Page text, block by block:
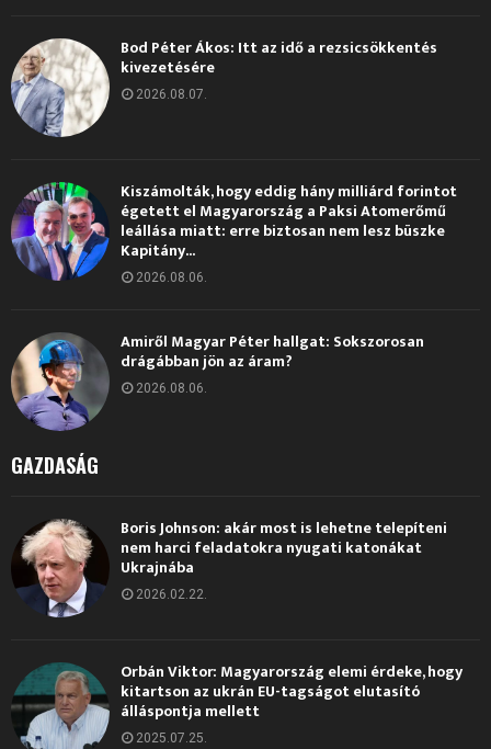
Bod Péter Ákos: Itt az idő a rezsicsökkentés
kivezetésére
2026.08.07.
Kiszámolták, hogy eddig hány milliárd forintot
égetett el Magyarország a Paksi Atomerőmű
leállása miatt: erre biztosan nem lesz büszke
Kapitány...
2026.08.06.
Amiről Magyar Péter hallgat: Sokszorosan
drágábban jön az áram?
2026.08.06.
GAZDASÁG
Boris Johnson: akár most is lehetne telepíteni
nem harci feladatokra nyugati katonákat
Ukrajnába
2026.02.22.
Orbán Viktor: Magyarország elemi érdeke, hogy
kitartson az ukrán EU-tagságot elutasító
álláspontja mellett
2025.07.25.